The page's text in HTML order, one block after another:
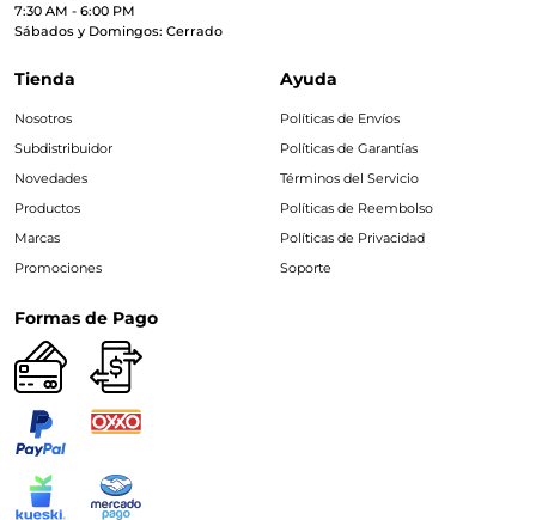
7:30 AM - 6:00 PM
Sábados y Domingos: Cerrado
Tienda
Nosotros
Subdistribuidor
Novedades
Productos
Marcas
Promociones
Ayuda
Políticas de Envíos
Políticas de Garantías
Términos del Servicio
Políticas de Reembolso
Políticas de Privacidad
Soporte
Formas de Pago